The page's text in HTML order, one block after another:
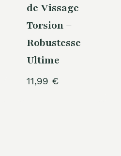
de Vissage
Torsion –
Robustesse
Ultime
11,99 €